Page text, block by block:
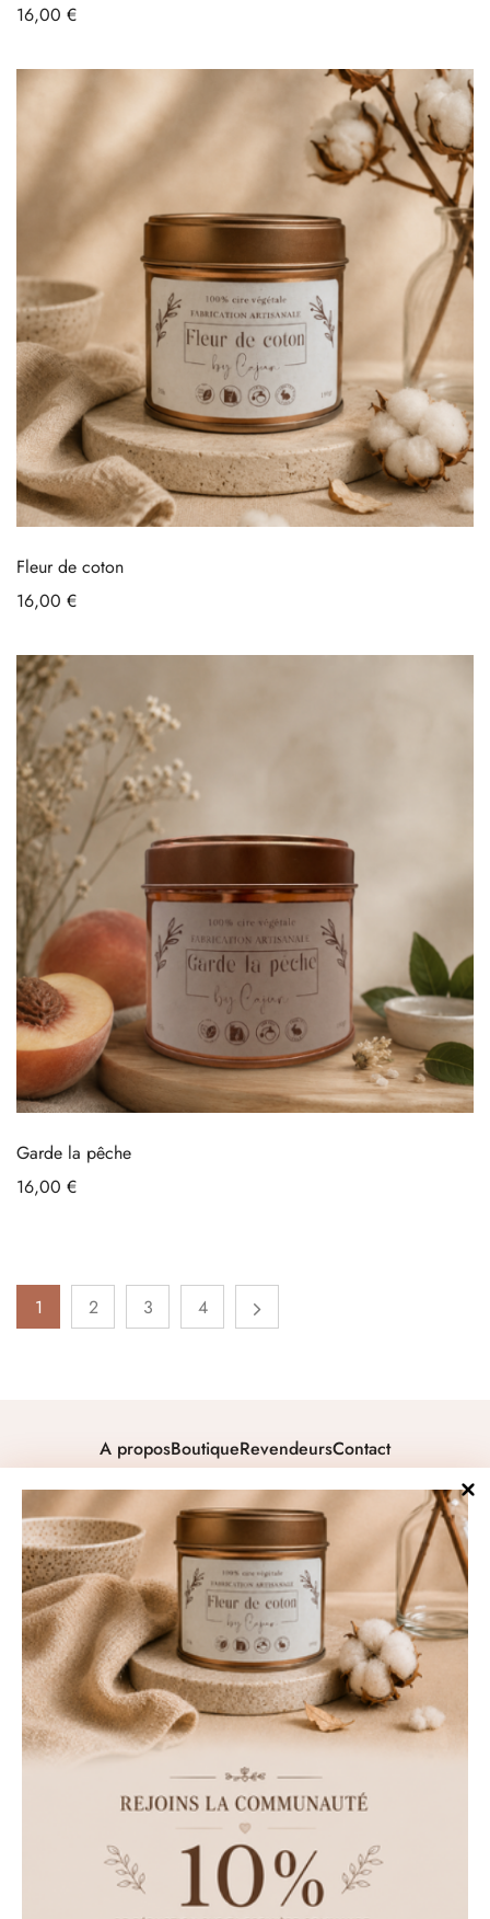
16,00 €
Fleur de coton
16,00 €
Garde la pêche
16,00 €
1 2 3 4
A proposBoutiqueRevendeursContact
Newsletter
Ne manquez pas les dernières nouveautés et senteurs.